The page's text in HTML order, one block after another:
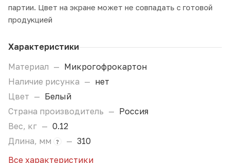
партии. Цвет на экране может не совпадать с готовой
продукцией
Характеристики
Материал — Микрогофрокартон
Наличие рисунка — нет
Цвет — Белый
Страна производитель — Россия
Вес, кг — 0.12
Длина, мм
? — 310
Все характеристики